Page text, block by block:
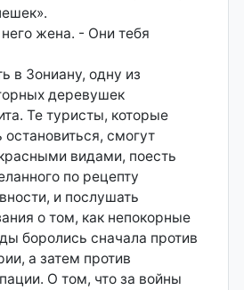
жена. - Они тебя
в Зониану, одну из
деревушек
Те туристы, которые
остановиться, смогут
видами, поесть
по рецепту
и послушать
о том, как непокорные
боролись сначала против
а затем против
О том, что за войны